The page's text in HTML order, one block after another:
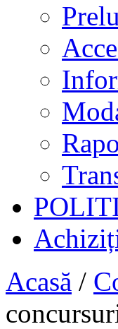
Acasă /